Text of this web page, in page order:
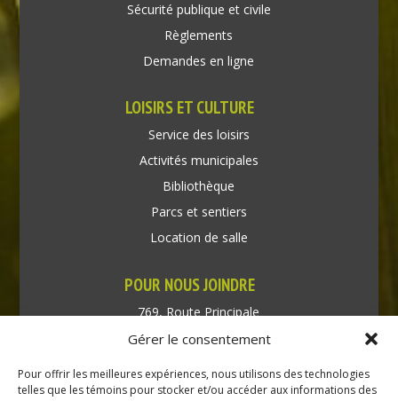
Gérer le consentement
Pour offrir les meilleures expériences, nous utilisons des technologies
telles que les témoins pour stocker et/ou accéder aux informations des
Sécurité publique et civile
Règlements
Demandes en ligne
LOISIRS ET CULTURE
Service des loisirs
Activités municipales
Bibliothèque
Parcs et sentiers
Location de salle
POUR NOUS JOINDRE
769, Route Principale
Très-Saint-Rédempteur
Téléphone : (450) 451-5203